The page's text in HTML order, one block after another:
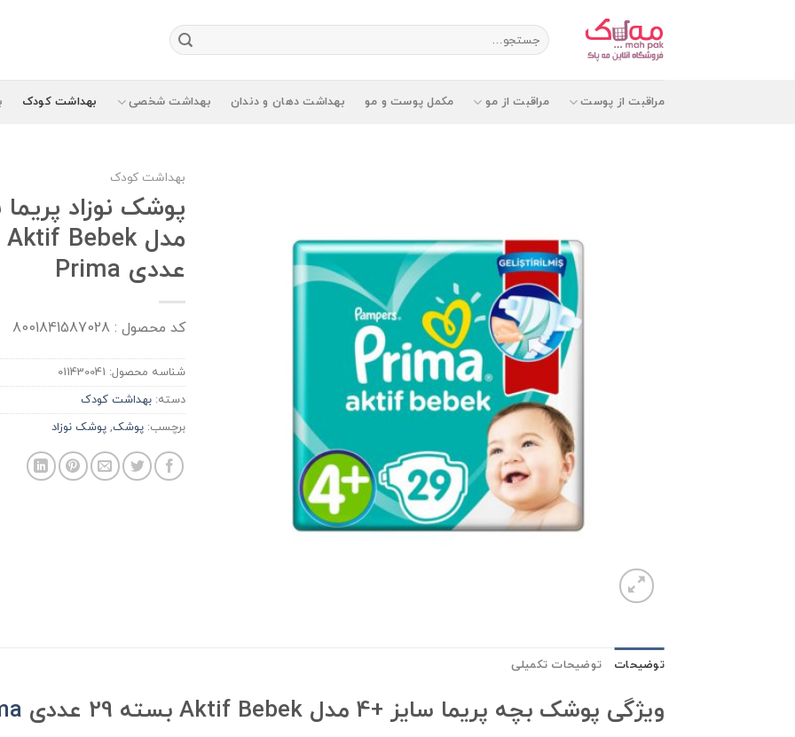
جستجو
برای:
مراقبت از پوست مراقبت از مو مکمل پوست و مو بهداشت دهان و دندان بهداشت شخصی بهداشت کودک
بهداشت کودک
عددی Prima
کد محصول : 8001841587028
شناسه محصول: 011430041
دسته: بهداشت کودک
برچسب: پوشک, پوشک نوزاد
توضیحات توضیحات تکمیلی
ویژگی پوشک بچه پریما سایز +4 مدل Aktif Bebek بسته 29 عددی